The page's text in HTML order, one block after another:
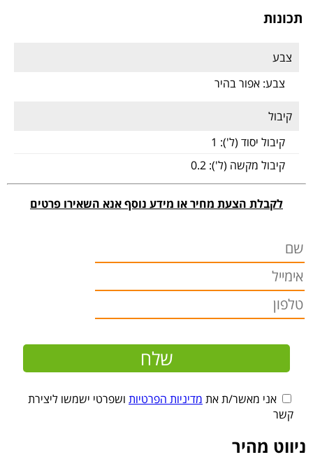
תכונות
צבע
צבע: אפור בהיר
קיבול
קיבול יסוד (ל'): 1
קיבול מקשה (ל'): 0.2
לקבלת הצעת מחיר או מידע נוסף אנא השאירו פרטים
אני מאשר/ת את מדיניות הפרטיות ושפרטי ישמשו ליצירת
קשר
ניווט מהיר